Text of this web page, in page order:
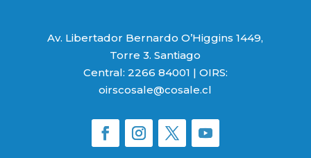
Av. Libertador Bernardo O’Higgins 1449,
Torre 3. Santiago
Central: 2266 84001 | OIRS:
oirscosale@cosale.cl